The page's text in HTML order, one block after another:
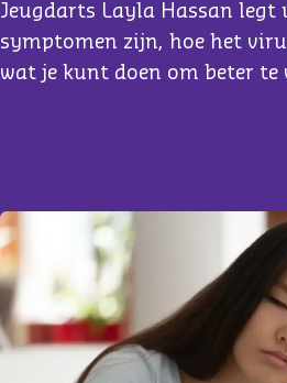
Jeugdarts Layla Hassan legt
symptomen zijn, hoe het
wat je kunt doen om beter te